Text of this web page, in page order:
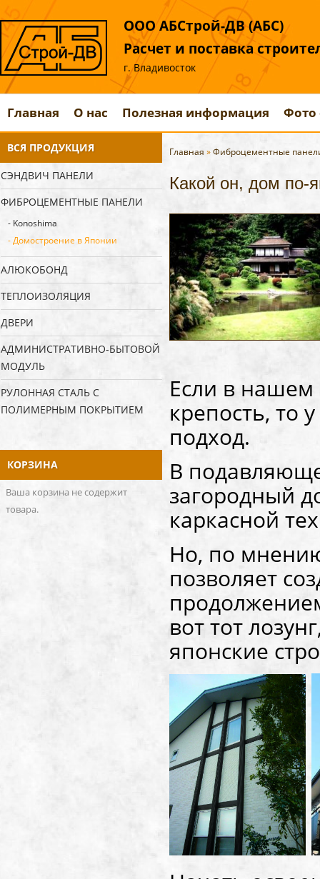
ООО АБСтрой-ДВ (АБС)
Расчет и поставка
г. Владивосток
Главная О нас Полезная информация Фото
ВСЯ ПРОДУКЦИЯ
СЭНДВИЧ ПАНЕЛИ
ФИБРОЦЕМЕНТНЫЕ ПАНЕЛИ
- Konoshima
- Домостроение в Японии
АЛЮКОБОНД
ТЕПЛОИЗОЛЯЦИЯ
ДВЕРИ
АДМИНИСТРАТИВНО-БЫТОВОЙ
МОДУЛЬ
РУЛОННАЯ СТАЛЬ С
ПОЛИМЕРНЫМ ПОКРЫТИЕМ
КОРЗИНА
Ваша корзина не содержит
товара.
Главная »Фиброцементные
Какой он, дом по-
Если в
крепость, то
подход.
В
загородный
каркасной
Но, по
позволяет
вот тот
японские